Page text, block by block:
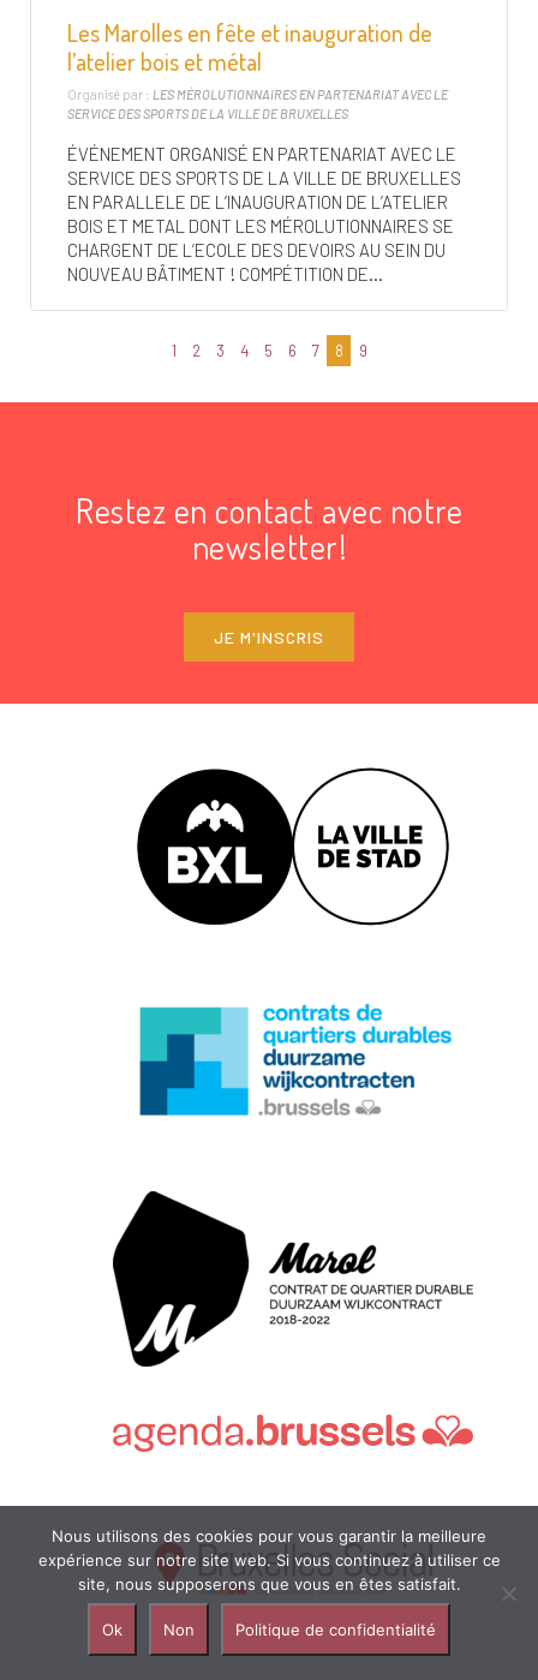
Les Marolles en fête et inauguration de
l’atelier bois et métal
Organisé par : LES MÉROLUTIONNAIRES EN PARTENARIAT AVEC LE
SERVICE DES SPORTS DE LA VILLE DE BRUXELLES
ÉVÉNEMENT ORGANISÉ EN PARTENARIAT AVEC LE
SERVICE DES SPORTS DE LA VILLE DE BRUXELLES
EN PARALLELE DE L’INAUGURATION DE L’ATELIER
BOIS ET METAL DONT LES MÉROLUTIONNAIRES SE
CHARGENT DE L’ECOLE DES DEVOIRS AU SEIN DU
NOUVEAU BÂTIMENT ! COMPÉTITION DE...
1 2 3 4 5 6 7 8 9
Restez en contact avec notre
newsletter!
JE M'INSCRIS
Nous utilisons des cookies pour vous garantir la meilleure
expérience sur notre site web. Si vous continuez à utiliser ce
site, nous supposerons que vous en êtes satisfait.
Ok Non Politique de confidentialité